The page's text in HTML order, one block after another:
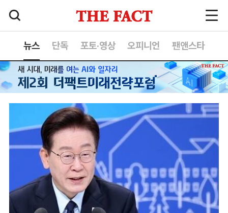
뉴스 단독 포토·영상 오피니언 팬앤스타